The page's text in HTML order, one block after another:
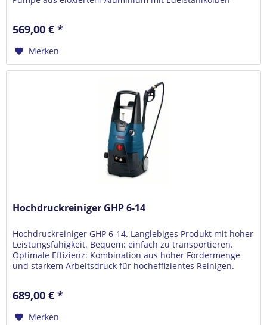
569,00 € *
Merken
Hochdruckreiniger GHP 6-14
Hochdruckreiniger GHP 6-14. Langlebiges Produkt mit hoher
Leistungsfähigkeit. Bequem: einfach zu transportieren.
Optimale Effizienz: Kombination aus hoher Fördermenge
und starkem Arbeitsdruck für hocheffizientes Reinigen.
689,00 € *
Merken